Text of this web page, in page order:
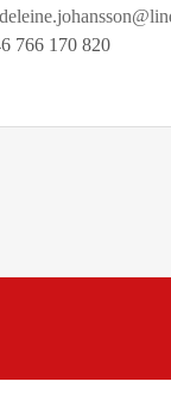
766 170 820